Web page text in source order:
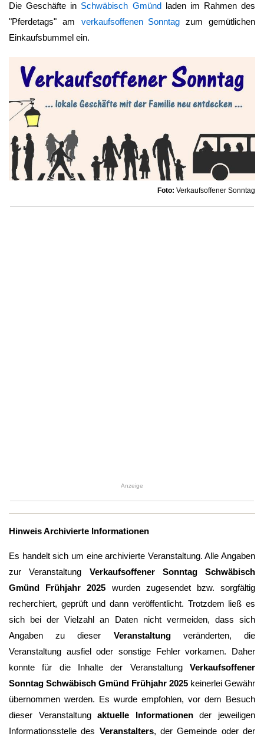
Die Geschäfte in Schwäbisch Gmünd laden im Rahmen des
"Pferdetags" am verkaufsoffenen Sonntagzum gemütlichen
Einkaufsbummel ein.
Foto: Verkaufsoffener Sonntag
Anzeige
Hinweis Archivierte Informationen
Es handelt sich um eine archivierte Veranstaltung. Alle Angaben
zur Veranstaltung Verkaufsoffener Sonntag Schwäbisch
Gmünd Frühjahr 2025 wurden zugesendet bzw. sorgfältig
recherchiert, geprüft und dann veröffentlicht. Trotzdem ließ es
sich bei der Vielzahl an Daten nicht vermeiden, dass sich
Angaben zu dieser Veranstaltungveränderten, die
Veranstaltung ausfiel oder sonstige Fehler vorkamen. Daher
konnte für die Inhalte der Veranstaltung Verkaufsoffener
Sonntag Schwäbisch Gmünd Frühjahr 2025 keinerlei Gewähr
übernommen werden. Es wurde empfohlen, vor dem Besuch
dieser Veranstaltungaktuelle Informationender jeweiligen
Informationsstelle des Veranstalters, der Gemeinde oder der